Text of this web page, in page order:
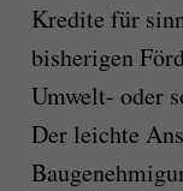
Kredite für
bisherigen
Umwelt- oder
Der leichte